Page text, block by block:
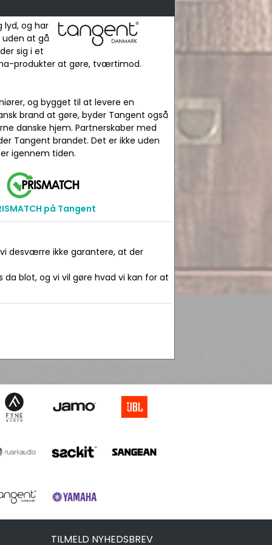
lyd, og har
at gå
sig i et
produkter at gøre, tværtimod.
og bygget til at levere en
brand at gøre, byder Tangent også
danske hjem. Partnerskaber med
Tangent brandet. Det er ikke uden
igennem tiden.
på Tangent
desværre ikke garantere, at der
blot, og vi vil gøre hvad vi kan for at
TILMELD NYHEDSBREV